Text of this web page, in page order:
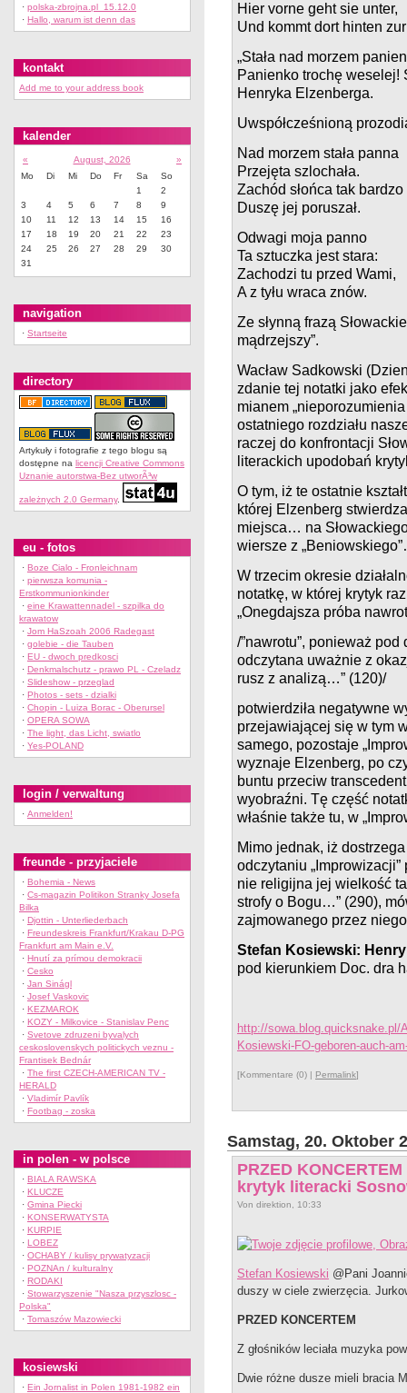
Hier vorne geht sie unter,
Und kommt dort hinten
„Stała nad morzem
Panienko trochę weselej!
Henryka Elzenberga.
Uwspółcześnioną
Nad morzem stała panna
Przejęta szlochała.
Zachód słońca tak bardzo
Duszę jej poruszał.
Odwagi moja panno
Ta sztuczka jest stara:
Zachodzi tu przed Wami,
A z tyłu wraca znów.
Ze słynną frazą
mądrzejszy”.
Wacław Sadkowski
zdanie tej notatki jako
mianem
ostatniego rozdziału
raczej do konfrontacji
literackich upodobań
O tym, iż te ostatnie
której Elzenberg
miejsca… na
wiersze z
W trzecim okresie
notatkę, w której krytyk
„Onegdajsza próba
/”nawrotu”, ponieważ
odczytana uważnie z
rusz z analizą…” (120)/
potwierdziła negatywne
przejawiającej się w tym
samego, pozostaje
wyznaje Elzenberg, po
buntu przeciw
wyobraźni. Tę część
właśnie także tu, w
Mimo jednak, iż
odczytaniu
nie religijna jej wielkość
strofy o Bogu…” (290),
zajmowanego przez
Stefan Kosiewski:
pod kierunkiem Doc. dra
http://sowa.blog.quicksnake.pl/
Kosiewski-FO-geboren-auch-
[Kommentare (0) | Permalink]
Samstag, 20. Oktober
PRZED
krytyk literacki
Von direktion, 10:33
Stefan Kosiewski @Pani
duszy w ciele zwierzęcia.
PRZED KONCERTEM
Z głośników leciała muzyka
Dwie różne dusze mieli bracia
· polska-zbrojna.pl 15.12.0
· Hallo, warum ist denn das
kontakt
Add me to your address book
kalender
« August, 2026
»
Mo
Di Mi Do Fr Sa
So
1
2
3
4 5 6 7 8
9
10
11 12 13 14 15
16
17
18 19 20 21 22
23
24
25 26 27 28 29
30
31
navigation
· Startseite
directory
Artykuły i fotografie z tego blogu są
dostępne na licencji Creative Commons
Uznanie autorstwa-Bez utworÃ³w
zależnych 2.0 Germany.
eu - fotos
· Boze Cialo - Fronleichnam
· pierwsza komunia -
Erstkommunionkinder
· eine Krawattennadel - szpilka do
krawatow
· Jom HaSzoah 2006 Radegast
· golebie - die Tauben
· EU - dwoch predkosci
· Denkmalschutz - prawo PL - Czeladz
· Slideshow - przeglad
· Photos - sets - dzialki
· Chopin - Luiza Borac - Oberursel
· OPERA SOWA
· The light, das Licht, swiatlo
· Yes-POLAND
login / verwaltung
· Anmelden!
freunde - przyjaciele
· Bohemia - News
· Cs-magazin Politikon Stranky Josefa
Bilka
· Djottin - Unterliederbach
· Freundeskreis Frankfurt/Krakau D-PG
Frankfurt am Main e.V.
· Hnutí za prímou demokracii
· Cesko
· Jan Sinágl
· Josef Vaskovic
· KEZMAROK
· KOZY - Milkovice - Stanislav Penc
· Svetove zdruzeni byvalych
ceskoslovenskych politickych veznu -
Frantisek Bednár
· The first CZECH-AMERICAN TV -
HERALD
· Vladimír Pavlík
· Footbag - zoska
in polen - w polsce
· BIALA RAWSKA
· KLUCZE
· Gmina Piecki
· KONSERWATYSTA
· KURPIE
· LOBEZ
· OCHABY / kulisy prywatyzacji
· POZNAn / kulturalny
· RODAKI
· Stowarzyszenie "Nasza przyszlosc -
Polska"
· Tomaszów Mazowiecki
kosiewski
· Ein Jornalist in Polen 1981-1982 ein